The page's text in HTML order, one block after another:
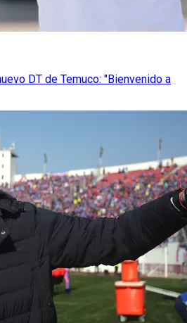
DT de Temuco: "Bienvenido a